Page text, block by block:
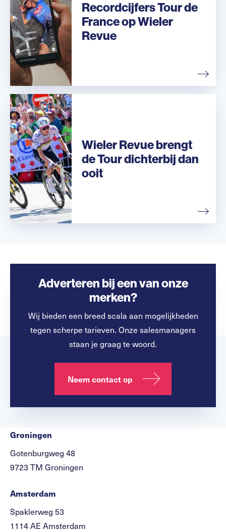
Recordcijfers Tour de
France op Wieler
Revue
Wieler Revue brengt
de Tour dichterbij dan
ooit
Adverteren bij een van onze
merken?
Wij bieden een breed scala aan mogelijkheden
tegen scherpe tarieven. Onze salesmanagers
staan je graag te woord.
Neem contact op
Groningen
Gotenburgweg 48
9723 TM Groningen
Amsterdam
Spaklerweg 53
1114 AE Amsterdam